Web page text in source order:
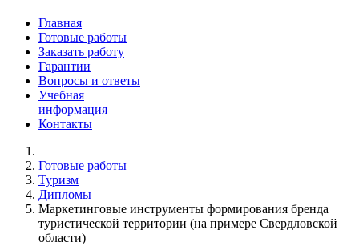
Главная
Готовые работы
Заказать работу
Гарантии
Вопросы и ответы
Учебная
информация
Контакты
Готовые работы
Туризм
Дипломы
Маркетинговые инструменты формирования бренда
туристической территории (на примере Свердловской
области)